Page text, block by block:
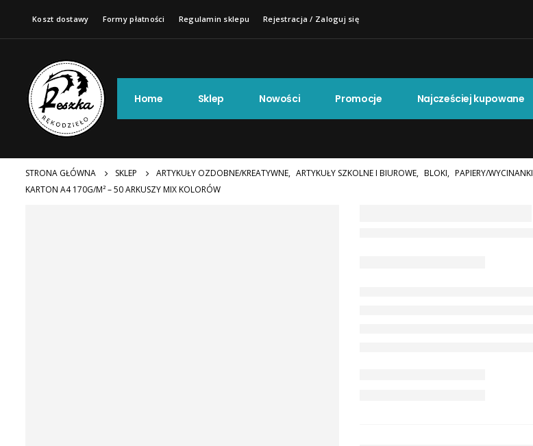
Koszt dostawy Formy płatności Regulamin sklepu Rejestracja / Zaloguj się
Home Sklep Nowości Promocje Najcześciej kupowane
STRONA GŁÓWNA SKLEP ARTYKUŁY OZDOBNE/KREATYWNE, ARTYKUŁY SZKOLNE I BIUROWE, BLOKI, PAPIERY/WYCINANKI
KARTON A4 170G/M² – 50 ARKUSZY MIX KOLORÓW